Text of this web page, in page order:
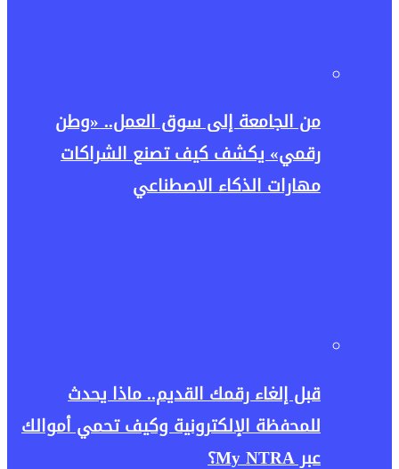
من الجامعة إلى سوق العمل.. «وطن
رقمي» يكشف كيف تصنع الشراكات
مهارات الذكاء الاصطناعي
قبل إلغاء رقمك القديم.. ماذا يحدث
للمحفظة الإلكترونية وكيف تحمي أموالك
عبر My NTRA؟